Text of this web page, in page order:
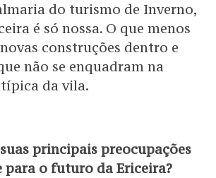
do turismo de Inverno,
é só nossa. O que menos
construções dentro e
não se enquadram na
da vila.
principais preocupações
para o futuro da Ericeira?